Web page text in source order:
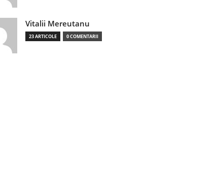
Vitalii Mereutanu
23 ARTICOLE 0 COMENTARII